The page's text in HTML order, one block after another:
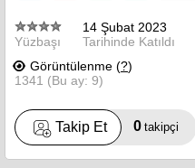
Yüzbaşı
14 Şubat 2023
Tarihinde Katıldı
Görüntülenme (?)
1341 (Bu ay: 9)
Takip Et 0 takipçi